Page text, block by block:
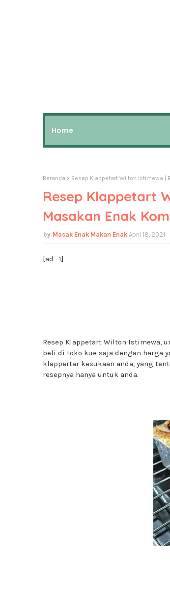
Home
Beranda Resep Klappetart Wilton Istimewa |
Resep Klappetart
Masakan Enak
Masak Enak Makan Enak April 18, 2021
[ad_1]
Resep Klappetart Wilton Istimewa,
beli di toko kue saja dengan harga
klappertar kesukaan anda, yang
resepnya hanya untuk anda.